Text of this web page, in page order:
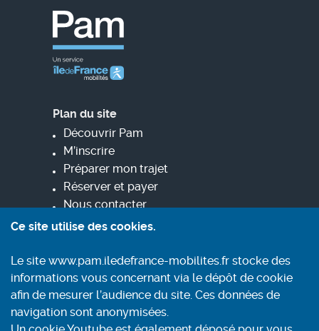
Ce site utilise des cookies.
Le site www.pam.iledefrance-mobilites.fr stocke des
informations vous concernant via le dépôt de cookie
afin de mesurer l’audience du site. Ces données de
navigation sont anonymisées.
Plan du site
Découvrir Pam
M’inscrire
Préparer mon trajet
Réserver et payer
Nous contacter
Contact
Conditions générales d'utilisation
Aide et accessibilité